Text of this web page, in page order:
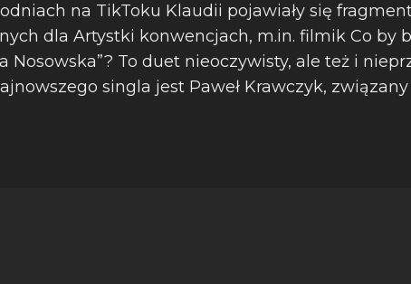
na TikToku Klaudii pojawiały się
dla Artystki konwencjach, m.in. filmik Co by
Nosowska”? To duet nieoczywisty, ale też i
singla jest Paweł Krawczyk, związany